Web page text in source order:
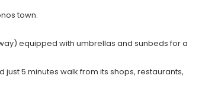
town.
equipped with umbrellas and sunbeds for a
5 minutes walk from its shops, restaurants,